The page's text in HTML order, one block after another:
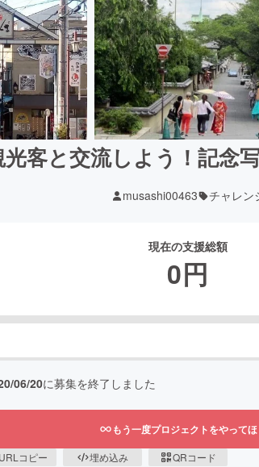
客と交流しよう！記念
musashi00463 チャレン
現在の支援総額
0円
06/20に募集を終了しました
もう一度プロジェクトをやって
URLコピー 埋め込み QRコード